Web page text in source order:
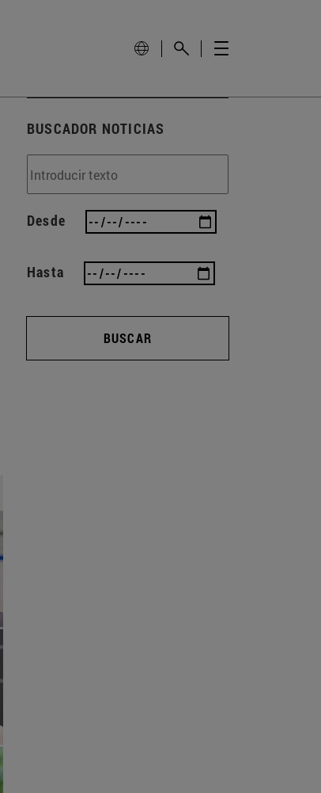
BUSCADOR NOTICIAS
Desde
Hasta
BUSCAR